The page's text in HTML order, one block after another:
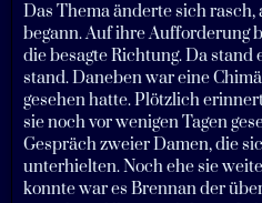
Das Thema änderte sich
begann. Auf ihre Aufforderung
die besagte Richtung. Da stand
stand. Daneben war eine
gesehen hatte. Plötzlich
sie noch vor wenigen Tagen
Gespräch zweier Damen, die
unterhielten. Noch ehe sie
konnte war es Brennan der